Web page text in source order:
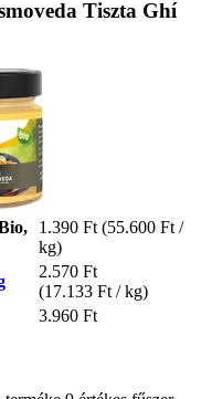
Tiszta Ghí
1.390 Ft (55.600 Ft /
kg)
2.570 Ft
(17.133 Ft / kg)
3.960 Ft